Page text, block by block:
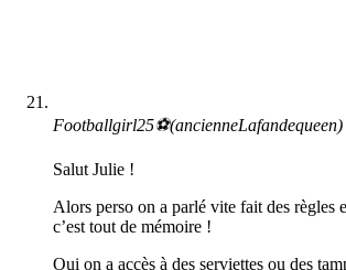
Footballgirl25⚽️(ancienneLafandequeen)
Salut Julie !
Alors perso on a parlé vite fait des règles
c’est tout de mémoire !
Oui on a accès à des serviettes ou des